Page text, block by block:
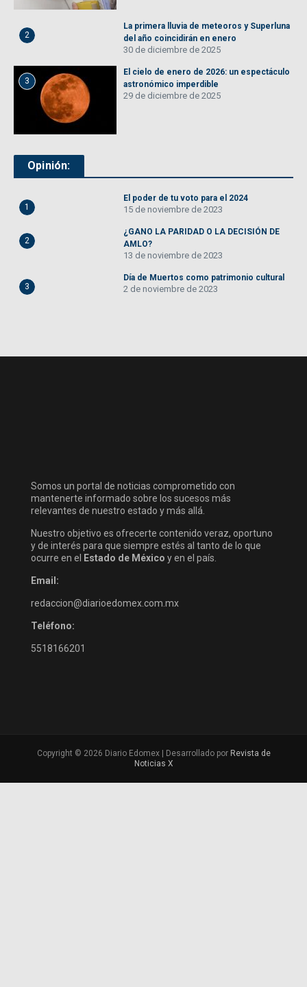
2
La primera lluvia de meteoros y Superluna
del año coincidirán en enero
30 de diciembre de 2025
3
El cielo de enero de 2026: un espectáculo
astronómico imperdible
29 de diciembre de 2025
Opinión:
1
El poder de tu voto para el 2024
15 de noviembre de 2023
2
¿GANO LA PARIDAD O LA DECISIÓN DE
AMLO?
13 de noviembre de 2023
3
Día de Muertos como patrimonio cultural
2 de noviembre de 2023
Somos un portal de noticias comprometido con
mantenerte informado sobre los sucesos más
relevantes de nuestro estado y más allá.
Nuestro objetivo es ofrecerte contenido veraz, oportuno
y de interés para que siempre estés al tanto de lo que
ocurre en el Estado de México y en el país.
Email:
redaccion@diarioedomex.com.mx
Teléfono:
5518166201
Copyright © 2026 Diario Edomex | Desarrollado por Revista de
Noticias X